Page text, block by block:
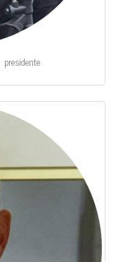
pre­si­den­te